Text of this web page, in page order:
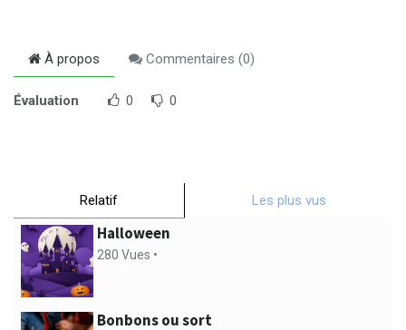
Relatif Les plus vus
Halloween
280 Vues •
Bonbons ou sort
À propos Commentaires (0)
Évaluation 0 0